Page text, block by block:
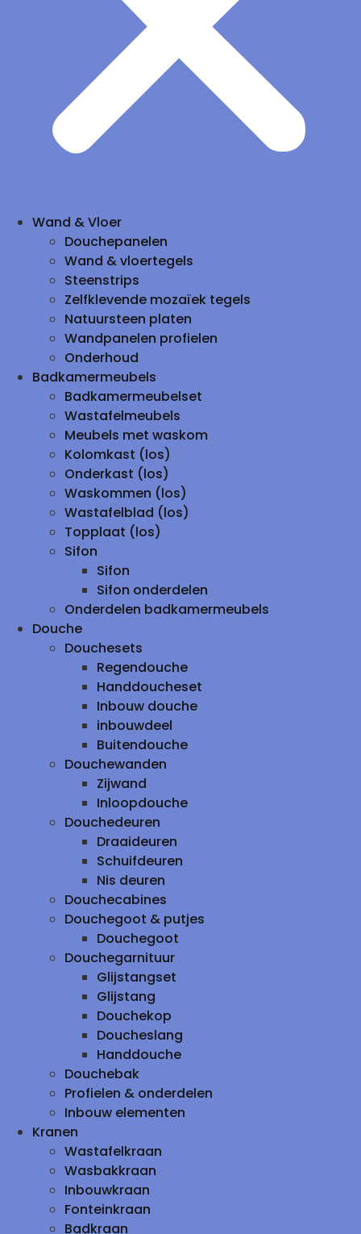
Wand & Vloer
Douchepanelen
Wand & vloertegels
Steenstrips
Zelfklevende mozaïek tegels
Natuursteen platen
Wandpanelen profielen
Onderhoud
Badkamermeubels
Badkamermeubelset
Wastafelmeubels
Meubels met waskom
Kolomkast (los)
Onderkast (los)
Waskommen (los)
Wastafelblad (los)
Topplaat (los)
Sifon
Sifon
Sifon onderdelen
Onderdelen badkamermeubels
Douche
Douchesets
Regendouche
Handdoucheset
Inbouw douche
inbouwdeel
Buitendouche
Douchewanden
Zijwand
Inloopdouche
Douchedeuren
Draaideuren
Schuifdeuren
Nis deuren
Douchecabines
Douchegoot & putjes
Douchegoot
Douchegarnituur
Glijstangset
Glijstang
Douchekop
Doucheslang
Handdouche
Douchebak
Profielen & onderdelen
Inbouw elementen
Kranen
Wastafelkraan
Wasbakkraan
Inbouwkraan
Fonteinkraan
Badkraan